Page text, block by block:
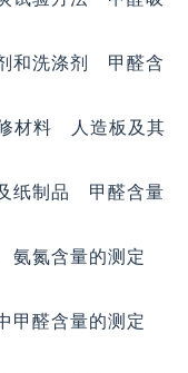
和洗涤剂 甲醛含
材料 人造板及其
纸制品 甲醛含量
氨氮含量的测定
甲醛含量的测定